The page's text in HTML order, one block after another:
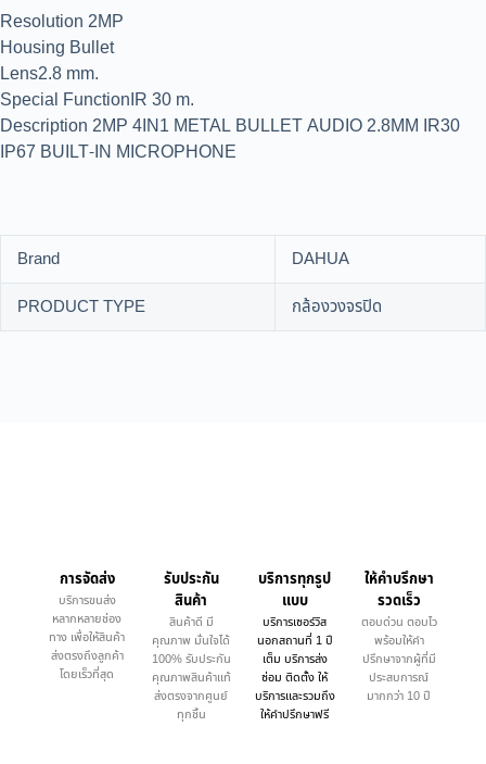
Resolution 2MP
Housing Bullet
Lens2.8 mm.
Special FunctionIR 30 m.
Description 2MP 4IN1 METAL BULLET AUDIO 2.8MM IR30
IP67 BUILT-IN MICROPHONE
Brand
DAHUA
PRODUCT TYPE
กล้องวงจรปิด
การจัดส่ง
บริการขนส่ง
หลากหลายช่อง
ทาง เพื่อให้สินค้า
ส่งตรงถึงลูกค้า
โดยเร็วที่สุด
รับประกัน
สินค้า
สินค้าดี มี
คุณภาพ มั่นใจได้
100% รับประกัน
คุณภาพสินค้าแท้
ส่งตรงจากศูนย์
ทุกชิ้น
บริการทุกรูป
แบบ
บริการเซอร์วิส
นอกสถานที่ 1 ปี
เต็ม บริการส่ง
ซ่อม ติดตั้ง ให้
บริการและรวมถึง
ให้คำปรึกษาฟรี
ให้คำบรึกษา
รวดเร็ว
ตอบด่วน ตอบไว
พร้อมให้คำ
ปรึกษาจากผู้ที่มี
ประสบการณ์
มากกว่า 10 ปี